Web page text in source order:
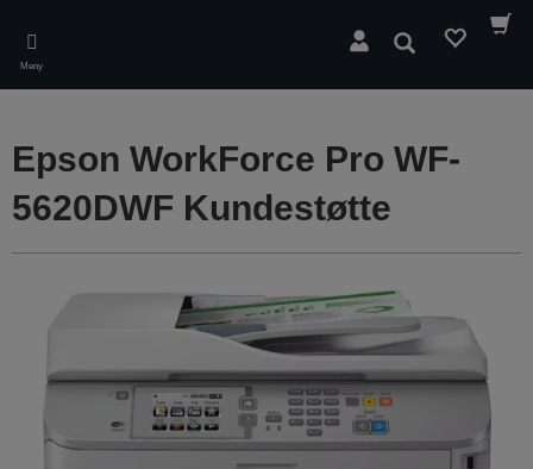
main
content
Meny
Søk
Epson WorkForce Pro WF-
5620DWF Kundestøtte